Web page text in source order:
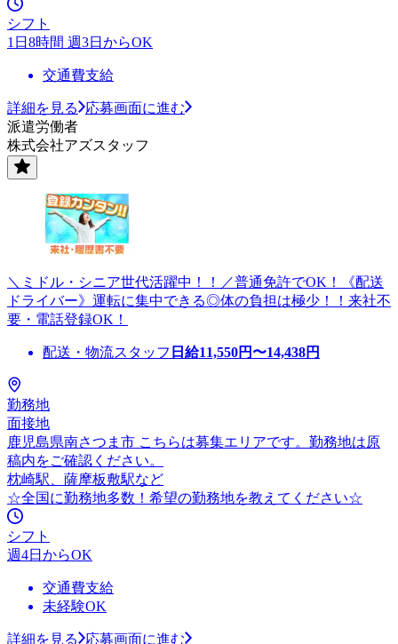
シフト
1日8時間 週3日からOK
交通費支給
詳細を見る
応募画面に進む
派遣労働者
株式会社アズスタッフ
＼ミドル・シニア世代活躍中！！／普通免許でOK！《配送
ドライバー》運転に集中できる◎体の負担は極少！！来社不
要・電話登録OK！
配送・物流スタッフ 日給11,550円〜14,438円
勤務地
面接地
鹿児島県南さつま市 こちらは募集エリアです。勤務地は原
稿内をご確認ください。
枕崎駅、薩摩板敷駅など
☆全国に勤務地多数！希望の勤務地を教えてください☆
シフト
週4日からOK
交通費支給
未経験OK
詳細を見る
応募画面に進む